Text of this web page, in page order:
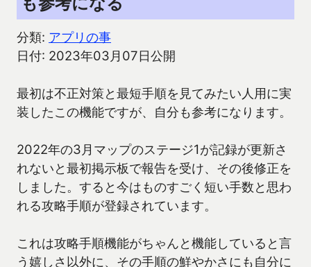
分類: アプリの事
日付: 2023年03月07日公開
最初は不正対策と最短手順を見てみたい人用に実
装したこの機能ですが、自分も参考になります。
2022年の3月マップのステージ1が記録が更新さ
れないと最初掲示板で報告を受け、その後修正を
しました。すると今はものすごく短い手数と思わ
れる攻略手順が登録されています。
これは攻略手順機能がちゃんと機能していると言
う嬉しさ以外に、その手順の鮮やかさにも自分に